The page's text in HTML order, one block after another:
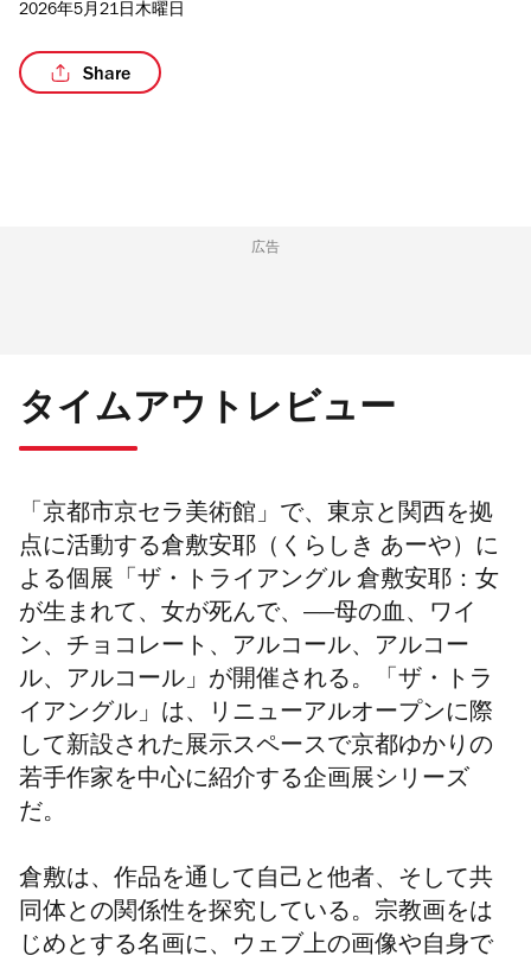
2026年5月21日木曜日
Share
広告
タイムアウトレビュー
「京都市京セラ美術館」で、東京と関西を拠
点に活動する倉敷安耶（くらしき あーや）に
よる個展「ザ・トライアングル 倉敷安耶：女
が生まれて、女が死んで、 ——母の血、ワイ
ン、チョコレート、アルコール、アルコー
ル、アルコール」が開催される。「ザ・トラ
イアングル」は、リニューアルオープンに際
して新設された展示スペースで京都ゆかりの
若手作家を中心に紹介する企画展シリーズ
だ。
倉敷は、作品を通して自己と他者、そして共
同体との関係性を探究している。宗教画をは
じめとする名画に、ウェブ上の画像や自身で